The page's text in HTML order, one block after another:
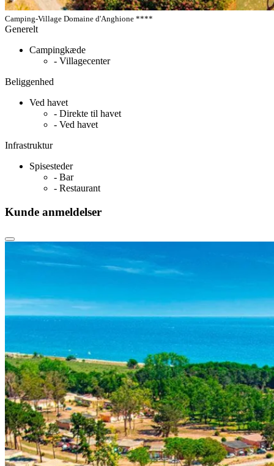
Camping-Village Domaine d'Anghione ****
Generelt
Campingkæde
- Villagecenter
Beliggenhed
Ved havet
- Direkte til havet
- Ved havet
Infrastruktur
Spisesteder
- Bar
- Restaurant
Kunde anmeldelser